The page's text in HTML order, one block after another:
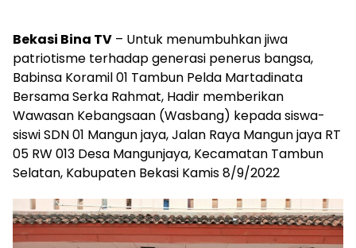
Bekasi Bina TV – Untuk menumbuhkan jiwa
patriotisme terhadap generasi penerus bangsa,
Babinsa Koramil 01 Tambun Pelda Martadinata
Bersama Serka Rahmat, Hadir memberikan
Wawasan Kebangsaan (Wasbang) kepada siswa-
siswi SDN 01 Mangun jaya, Jalan Raya Mangun jaya RT
05 RW 013 Desa Mangunjaya, Kecamatan Tambun
Selatan, Kabupaten Bekasi Kamis 8/9/2022